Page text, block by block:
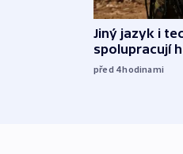
Jiný jazyk i
spolupracují
před 4hodinami